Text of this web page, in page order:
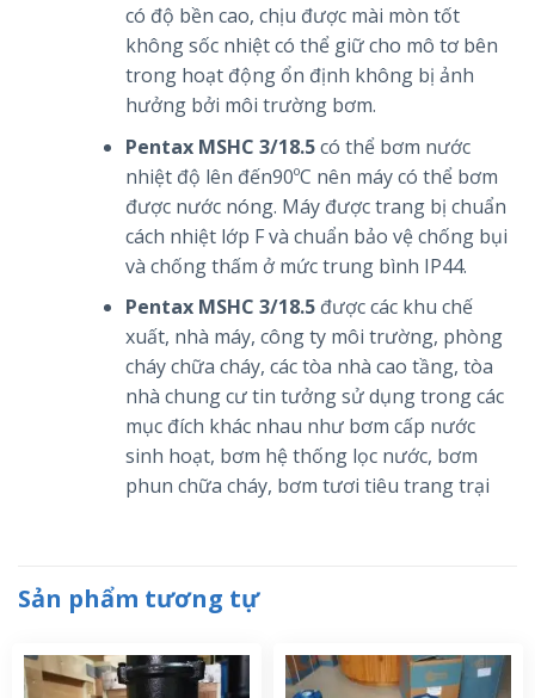
có độ bền cao, chịu được mài mòn tốt
không sốc nhiệt có thể giữ cho mô tơ bên
trong hoạt động ổn định không bị ảnh
hưởng bởi môi trường bơm.
Pentax MSHC 3/18.5có thể bơm nước
nhiệt độ lên đến90ºC nên máy có thể bơm
được nước nóng. Máy được trang bị chuẩn
cách nhiệt lớp F và chuẩn bảo vệ chống bụi
và chống thấm ở mức trung bình IP44.
Pentax MSHC 3/18.5được các khu chế
xuất, nhà máy, công ty môi trường, phòng
cháy chữa cháy, các tòa nhà cao tầng, tòa
nhà chung cư tin tưởng sử dụng trong các
mục đích khác nhau như bơm cấp nước
sinh hoạt, bơm hệ thống lọc nước, bơm
phun chữa cháy, bơm tươi tiêu trang trại
Sản phẩm tương tự